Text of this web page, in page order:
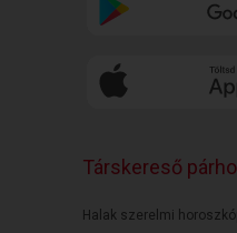
Társkereső
Halak szerelmi